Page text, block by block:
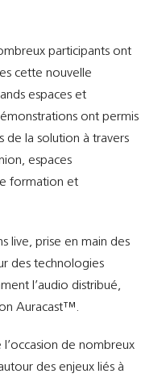
participants ont
cette nouvelle
espaces et
ont permis
de la solution à travers
espaces
formation et
live, prise en main des
des technologies
l’audio distribué,
Auracast™.
de nombreux
des enjeux liés à